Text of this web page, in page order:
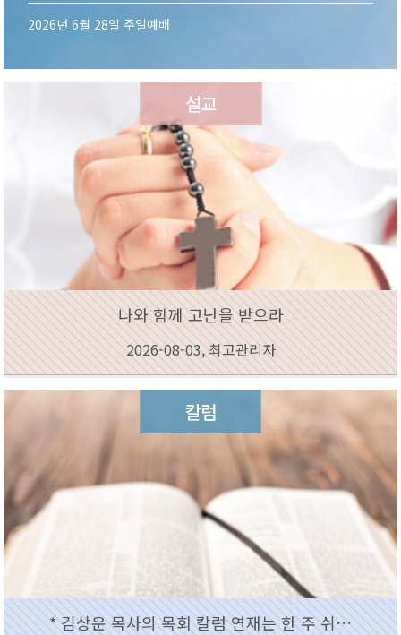
2026년 6월 28일 주일예배
설교
나와 함께 고난을 받으라
2026-08-03, 최고관리자
칼럼
* 김상운 목사의 목회 칼럼 연재는 한 주 쉬…